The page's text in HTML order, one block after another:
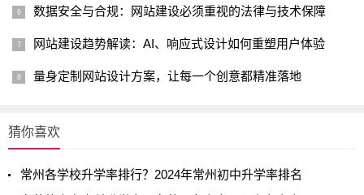
数据安全与合规：网站建设必须重视的法律与技术保障
网站建设趋势解读：AI、响应式设计如何重塑用户体验
量身定制网站设计方案，让每一个创意都精准落地
猜你喜欢
常州各学校升学率排行？2024年常州初中升学率排名